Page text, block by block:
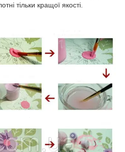
тільки кращої якості.